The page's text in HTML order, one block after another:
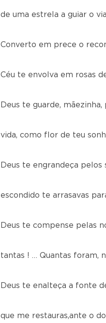
de uma estrela a guiar o
Converto em prece o
Céu te envolva em rosas
Deus te guarde,
vida, como flor de teu
Deus te engrandeça
escondido te arrasavas
Deus te compense pelas
tantas ! … Quantas foram,
Deus te enalteça a fonte
que me restauras,ante o